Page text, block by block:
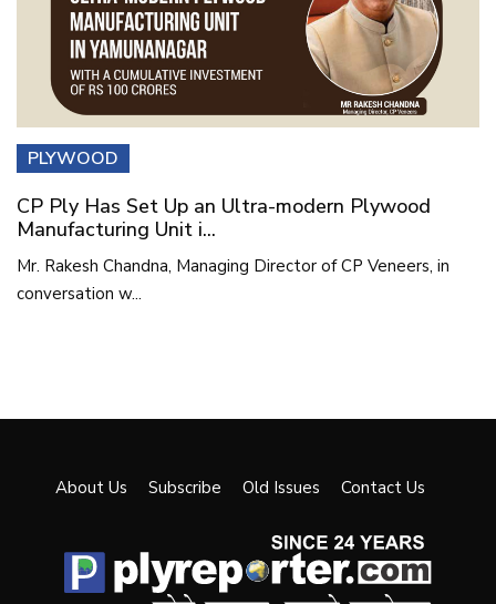
PLYWOOD
CP Ply Has Set Up an Ultra-modern Plywood
Manufacturing Unit i...
Mr. Rakesh Chandna, Managing Director of CP Veneers, in
conversation w...
About Us Subscribe Old Issues Contact Us